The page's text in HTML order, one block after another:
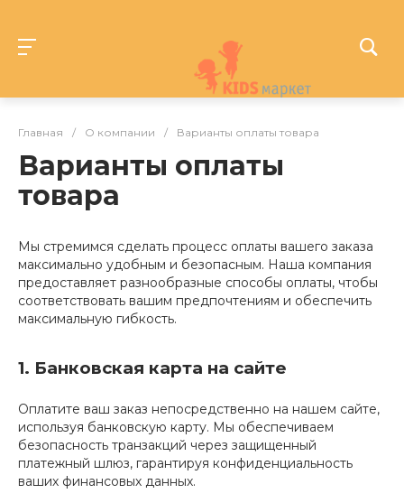
Главная / О компании / Варианты оплаты товара
Варианты оплаты
товара
Мы стремимся сделать процесс оплаты вашего заказа
максимально удобным и безопасным. Наша компания
предоставляет разнообразные способы оплаты, чтобы
соответствовать вашим предпочтениям и обеспечить
максимальную гибкость.
1. Банковская карта на сайте
Оплатите ваш заказ непосредственно на нашем сайте,
используя банковскую карту. Мы обеспечиваем
безопасность транзакций через защищенный
платежный шлюз, гарантируя конфиденциальность
ваших финансовых данных.